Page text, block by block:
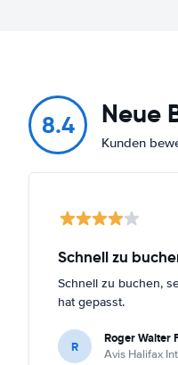
8.4 Neue
Kunden
Schnell zu
Schnell zu buchen,
hat gepasst.
R Roger Walter
Avis Halifax